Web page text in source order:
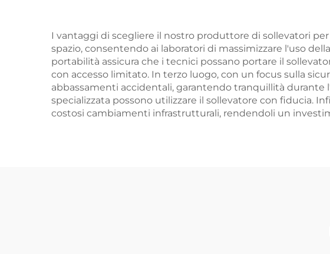
I vantaggi di scegliere il nostro produttore di sollevatori
spazio, consentendo ai laboratori di massimizzare l'uso
portabilità assicura che i tecnici possano portare il
con accesso limitato. In terzo luogo, con un focus sulla
abbassamenti accidentali, garantendo tranquillità durante
specializzata possono utilizzare il sollevatore con fiducia.
costosi cambiamenti infrastrutturali, rendendoli un